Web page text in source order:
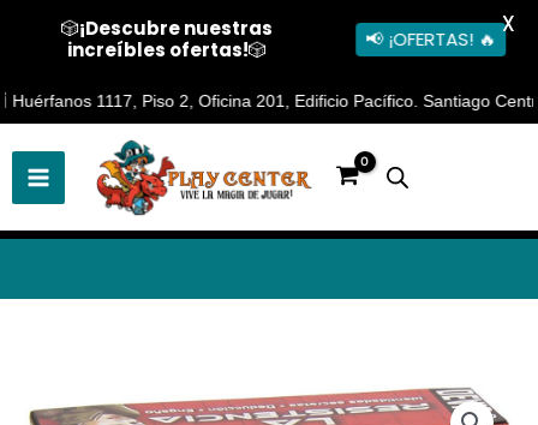
1117, Piso 2, Oficina 201, Edificio Pacífico. Santiago Centro 🕐
Ir
al
contenido
🎲¡Descubre nuestras
increíbles ofertas!🎲 📢 ¡OFERTAS! 🔥
X